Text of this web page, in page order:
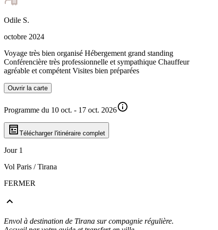
Odile S.
octobre 2024
Voyage très bien organisé Hébergement grand standing
Conférencière très professionnelle et sympathique Chauffeur
agréable et compétent Visites bien préparées
Ouvrir la carte
Programme du 10 oct. - 17 oct. 2026
Télécharger l'itinéraire complet
Jour 1
Vol Paris / Tirana
FERMER
Envol à destination de Tirana sur compagnie régulière.